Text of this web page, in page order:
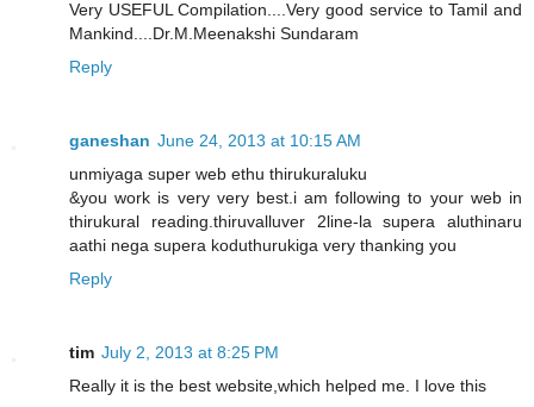
Very USEFUL Compilation....Very good service to Tamil and
Mankind....Dr.M.Meenakshi Sundaram
Reply
ganeshan June 24, 2013 at 10:15 AM
unmiyaga super web ethu thirukuraluku
&you work is very very best.i am following to your web in
thirukural reading.thiruvalluver 2line-la supera aluthinaru
aathi nega supera koduthurukiga very thanking you
Reply
tim July 2, 2013 at 8:25 PM
Really it is the best website,which helped me. I love this